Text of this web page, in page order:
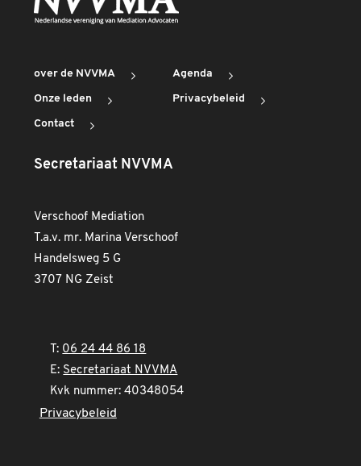
over de NVVMA Agenda
Onze leden Privacybeleid
Contact
Secretariaat NVVMA
Verschoof Mediation
T.a.v. mr. Marina Verschoof
Handelsweg 5 G
3707 NG Zeist
T: 06 24 44 86 18
E: Secretariaat NVVMA
Kvk nummer: 40348054
Privacybeleid